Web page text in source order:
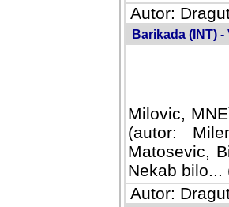
Autor:
Barikada (INT) -
MNE),
Milenko
Muzika je
(autor:
Autor: